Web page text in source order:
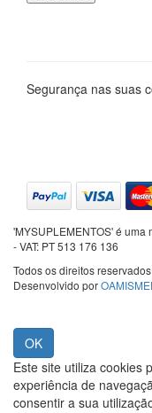
Segurança nas suas
'MYSUPLEMENTOS' é
- VAT: PT 513 176 136
Todos os direitos
Desenvolvido por
Este site utiliza cookies
experiência de
consentir a sua